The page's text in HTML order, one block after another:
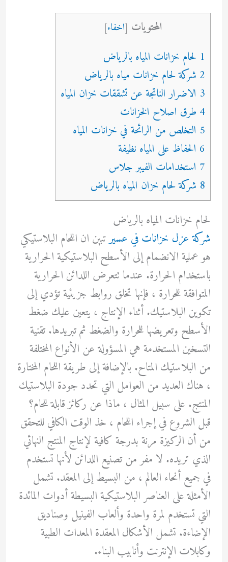
المحتويات [اخفاء]
1 لحام خزانات المياه بالرياض
2 شركة لحام خزانات مياه بالرياض
3 الاضرار الناتجة عن تشققات خزان المياه
4 طرق اصلاح الخزانات
5 التخلص من الرائحة في خزانات المياه
6 الحفاظ على المياه نظيفة
7 استخدامات الفيبر جلاس
8 شركة لحام خزان المياه بالرياض
لحام خزانات المياه بالرياض
شركة عزل خزانات في عسيرتبين ان اللحام البلاستيكي
هو عملية الانضمام إلى الأسطح البلاستيكية الحرارية
باستخدام الحرارة. عندما تتعرض اللدائن الحرارية
المتوافقة للحرارة ، فإنها تخلق روابط جزيئية تؤدي إلى
تكوين البلاستيك. أثناء الإنتاج ، يتعين عليك ضغط
الأسطح وتعريضها للحرارة والضغط ثم تبريدها. تقنية
التسخين المستخدمة هي المسؤولة عن الأنواع المختلفة
من البلاستيك المتاح. بالإضافة إلى طريقة اللحام المختارة
، هناك العديد من العوامل التي تحدد جودة البلاستيك
المنتج. على سبيل المثال ، ماذا عن ركائز قابلة للحام؟
قبل الشروع في إجراء اللحام ، خذ الوقت الكافي للتحقق
من أن الركيزة مرنة بدرجة كافية لإنتاج المنتج النهائي
الذي تريده. لا مفر من تصنيع اللدائن لأنها تستخدم
في جميع أنحاء العالم ، من البسيط إلى المعقد. تشمل
الأمثلة على العناصر البلاستيكية البسيطة أدوات المائدة
التي تستخدم لمرة واحدة وألعاب الفينيل وصناديق
الإضاءة. تشمل الأشكال المعقدة المعدات الطبية
وكابلات الإنترنت وأنابيب البناء.